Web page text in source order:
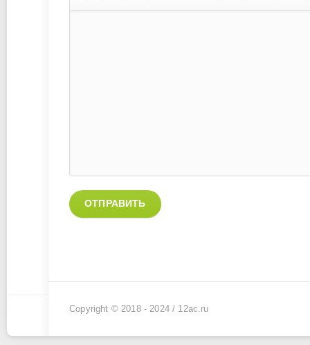
ОТПРАВИТЬ
Copyright © 2018 - 2024 / 12ac.ru